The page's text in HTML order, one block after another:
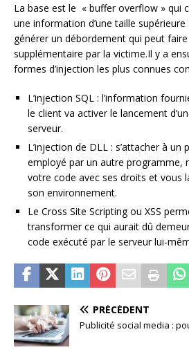
La base est le « buffer overflow » qui
une information d’une taille
générer un débordement qui peut
supplémentaire par la victime.Il y a
formes d’injection les plus connues
L’injection SQL : l’information
le client va activer le lancement
serveur.
L’injection de DLL : s’attacher à un
employé par un autre programme,
votre code avec ses droits et vous
son environnement.
Le Cross Site Scripting ou XSS
transformer ce qui aurait dû
code exécuté par le serveur lui-
PRÉCÉDENT
Publicité social media :